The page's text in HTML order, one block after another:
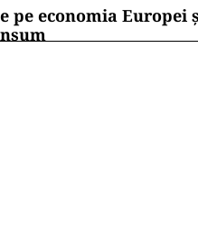
pe economia Europei